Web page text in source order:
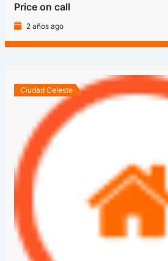
Price on call
2 años ago
Ciudad Celeste